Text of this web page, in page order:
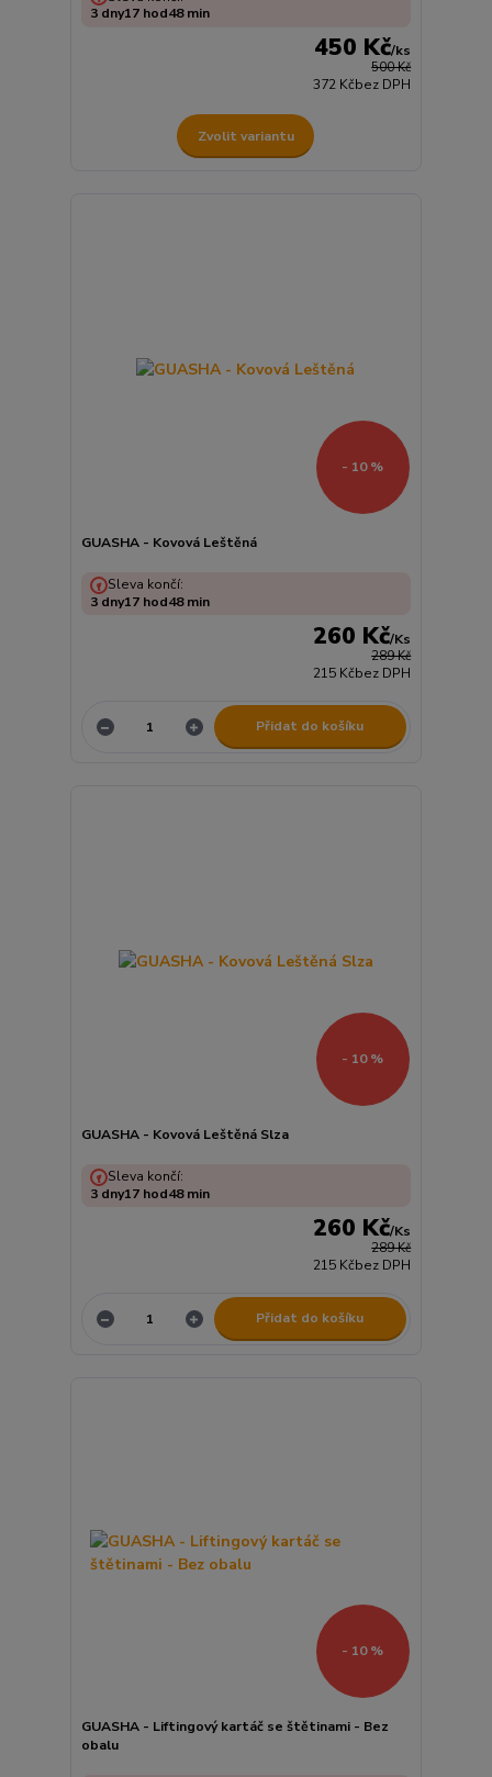
500 Kč
450 Kč/ks
372 Kčbez DPH
3 dny17 hod48min
Zvolit variantu
- 10 %
GUASHA - Kovová Leštěná
289 Kč
260 Kč/Ks
215 Kčbez DPH
Sleva končí:
3 dny17 hod48min
Přidat do košíku
- 10 %
GUASHA - Kovová Leštěná Slza
289 Kč
260 Kč/Ks
215 Kčbez DPH
Sleva končí:
3 dny17 hod48min
Přidat do košíku
- 10 %
GUASHA - Liftingový kartáč se štětinami - Bez
obalu